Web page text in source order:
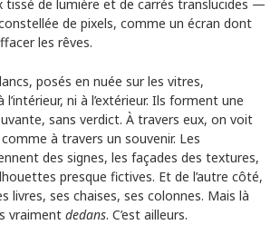
tissé de lumière et de carrés translucides —
de pixels, comme un écran dont
les rêves.
posés en nuée sur les vitres,
l’intérieur, ni à l’extérieur. Ils forment une
sans verdict. À travers eux, on voit
à travers un souvenir. Les
des signes, les façades des textures,
presque fictives. Et de l’autre côté,
livres, ses chaises, ses colonnes. Mais là
vraiment dedans. C’est ailleurs.